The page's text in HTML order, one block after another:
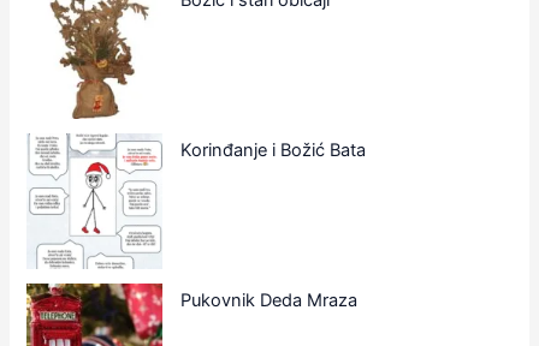
Korinđanje i Božić Bata
Pukovnik Deda Mraza